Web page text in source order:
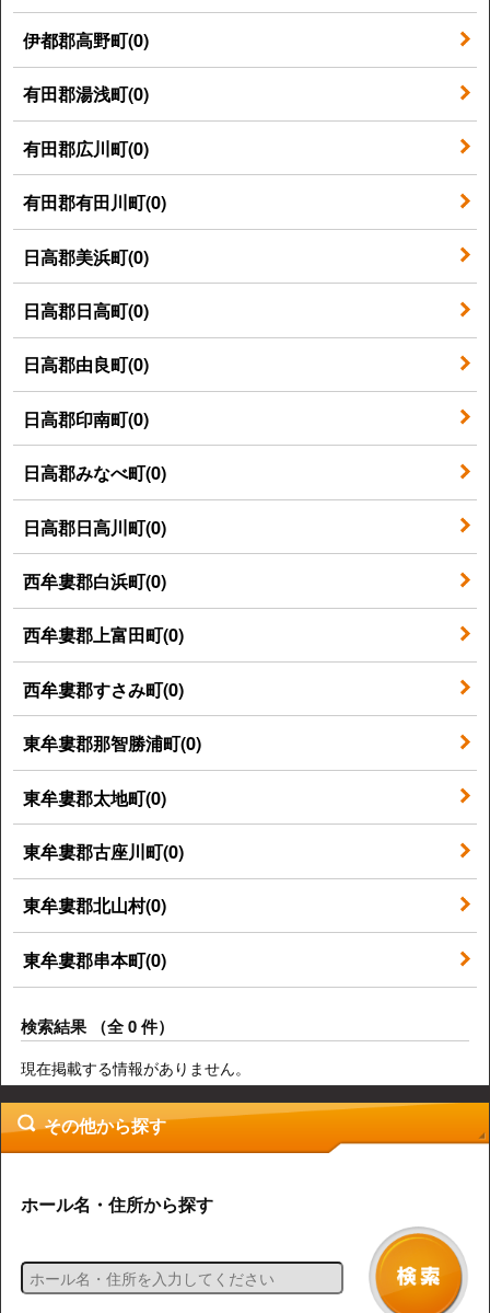
伊都郡高野町(0)
有田郡湯浅町(0)
有田郡広川町(0)
有田郡有田川町(0)
日高郡美浜町(0)
日高郡日高町(0)
日高郡由良町(0)
日高郡印南町(0)
日高郡みなべ町(0)
日高郡日高川町(0)
西牟婁郡白浜町(0)
西牟婁郡上富田町(0)
西牟婁郡すさみ町(0)
東牟婁郡那智勝浦町(0)
東牟婁郡太地町(0)
東牟婁郡古座川町(0)
東牟婁郡北山村(0)
東牟婁郡串本町(0)
検索結果 （全 0 件）
現在掲載する情報がありません。
その他から探す
ホール名・住所から探す